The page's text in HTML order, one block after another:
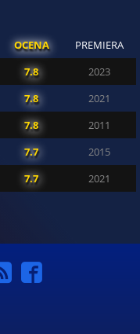
OCENA PREMIERA
7.8 2023
7.8 2021
7.8 2011
7.7 2015
7.7 2021